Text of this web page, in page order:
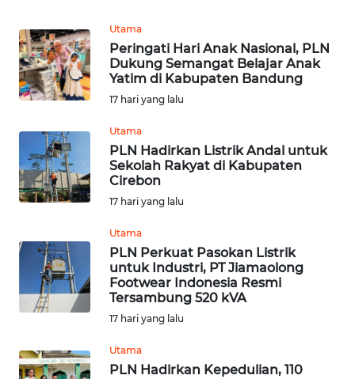
Utama
Peringati Hari Anak Nasional, PLN
Dukung Semangat Belajar Anak
Yatim di Kabupaten Bandung
17 hari yang lalu
Utama
PLN Hadirkan Listrik Andal untuk
Sekolah Rakyat di Kabupaten
Cirebon
17 hari yang lalu
Utama
PLN Perkuat Pasokan Listrik
untuk Industri, PT Jiamaolong
Footwear Indonesia Resmi
Tersambung 520 kVA
17 hari yang lalu
Utama
PLN Hadirkan Kepedulian, 110
WN
CIREBON
INDRAMAYU
WN
KUNINGAN
MAJALENGKA
WN
SUBANG
WN
SUKABUMI